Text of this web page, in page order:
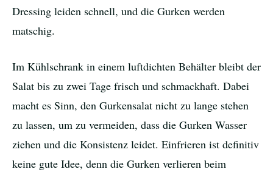
Dressing leiden schnell, und die Gurken werden
matschig.
Im Kühlschrank in einem luftdichten Behälter bleibt der
Salat bis zu zwei Tage frisch und schmackhaft. Dabei
macht es Sinn, den Gurkensalat nicht zu lange stehen
zu lassen, um zu vermeiden, dass die Gurken Wasser
ziehen und die Konsistenz leidet. Einfrieren ist definitiv
keine gute Idee, denn die Gurken verlieren beim